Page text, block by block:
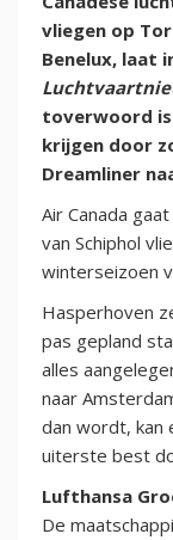
vliegen op
Benelux, laat
toverwoord
krijgen door
Dreamliner
Air Canada
van Schiphol
winterseizoen
Hasperhoven
pas gepland
alles
naar
dan wordt, kan
uiterste best
Lufthansa
De